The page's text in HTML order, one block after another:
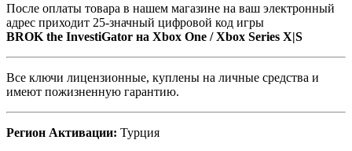
После оплаты товара в нашем магазине на ваш электронный
адрес приходит 25-значный цифровой код игры
BROK the InvestiGator на Xbox One / Xbox Series X|S
Все ключи лицензионные, куплены на личные средства и
имеют пожизненную гарантию.
Регион Активации: Турция